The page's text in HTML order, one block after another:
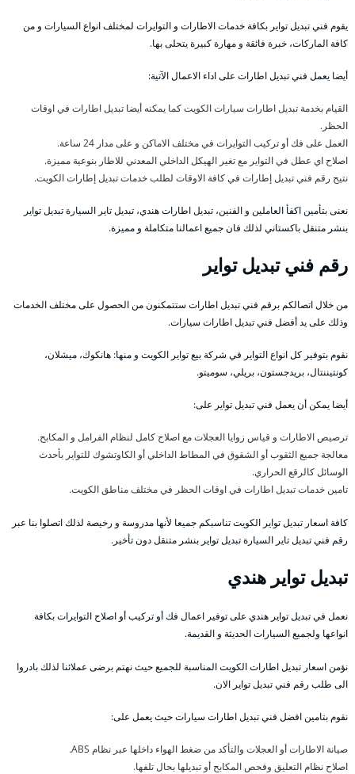
يقوم فني تبديل تواير بكافة خدمات الاطارات و التوايرات لمختلف انواع السيارات و من
كافة الماركات، خبرة فائقة و مهارة كبيرة يتحلى بها.
أيضا يعمل فني تبديل اطارات على اداء الاعمال الآتية:
القيام بخدمة تبديل اطارات سيارات الكويت كما يمكنه أيضا تبديل اطارات في اوقات
الحظر.
العمل على فك أو تركيب التوايرات في مختلف الاماكن و على مدار 24 ساعة.
اصلاح اي عطل في التواير مع تغير الهيكل الداخلي المعدني للاطار بنوعية مميزة.
نتيح رقم فني تبديل إطارات في كافة الاوقات لطلب خدمات تبديل إطارات الكويت.
نعنى بتأمين اكفأ العاملين و الفنين، تبديل اطارات هندي، تبديل تاير السيارة تبديل تواير
بنشر متنقل باكستاني لذلك فان جميع اعمالنا متكاملة و مميزة.
رقم فني تبديل تواير
من خلال اتصالكم برقم فني تبديل اطارات ستتمكنون من الحصول على مختلف الخدمات
وذلك على يد أفضل فني تبديل اطارات سيارات.
نقوم بتوفير كل انواع التواير في شركة بيع تواير الكويت و منها: هانكوك، ميشلان،
كونتيننتال، بريدجستون، بريلي، سوميتو.
أيضا يمكن أن يعمل فني تبديل تواير على:
ترصيص الاطارات و قياس زوايا العجلات مع اصلاح كامل لنظام الفرامل و المكابح.
معالجة جميع الثقوب أو الشقوق في المطاط الداخلي أو الكاوتشوك للتواير بأحدث
الوسائل كالرقع الحراري.
تامين خدمات تبديل اطارات في اوقات الحظر في مختلف مناطق الكويت.
كافة اسعار تبديل تواير الكويت تناسبكم جميعا لأنها مدروسة و رخيصة لذلك اتصلوا بنا عبر
رقم فني تبديل تاير السيارة تبديل تواير بنشر متنقل دون تأخير.
تبديل تواير هندي
نعمل في تبديل تواير هندي على توفير اعمال فك أو تركيب أو اصلاح التوايرات بكافة
انواعها ولجميع السيارات الحديثة و القديمة.
نؤمن اسعار تبديل اطارات الكويت المناسبة للجميع حيث نهتم برضى عملائنا لذلك بادروا
الى طلب رقم فني تبديل تواير الان.
نقوم بتامين افضل فني تبديل اطارات سيارات حيث يعمل على:
صيانة الاطارات أو العجلات والتأكد من ضغط الهواء داخلها عبر نظام ABS.
اصلاح نظام التعليق وفحص المكابح أو تبديلها بحال تلفها.